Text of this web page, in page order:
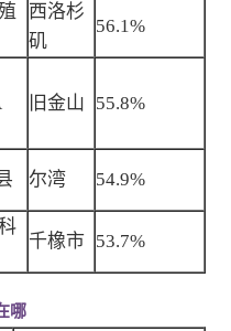
西洛杉
矶
56.1%
旧金山 55.8%
尔湾 54.9%
千橡市 53.7%
哪